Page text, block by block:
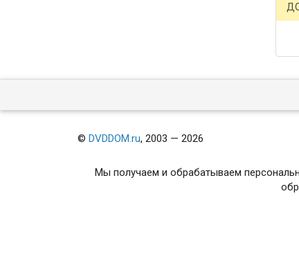
©DVDDOM.ru, 2003 — 2026
Мы получаем и обрабатываем